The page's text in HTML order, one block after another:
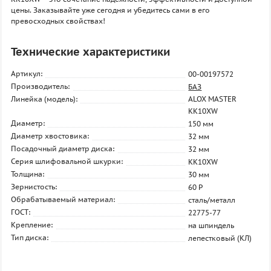
цены. Заказывайте уже сегодня и убедитесь сами в его
превосходных свойствах!
Технические характеристики
Артикул:
00-00197572
Производитель:
БАЗ
Линейка (модель):
ALOX MASTER
KK10XW
Диаметр:
150 мм
Диаметр хвостовика:
32 мм
Посадочный диаметр диска:
32 мм
Серия шлифовальной шкурки:
KK10XW
Толщина:
30 мм
Зернистость:
60 P
Обрабатываемый материал:
сталь/металл
ГОСТ:
22775-77
Крепление:
на шпиндель
Тип диска:
лепестковый (КЛ)